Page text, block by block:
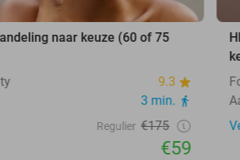
naar keuze (60 of 75
9.3
3 min.
Regulier €175
€59